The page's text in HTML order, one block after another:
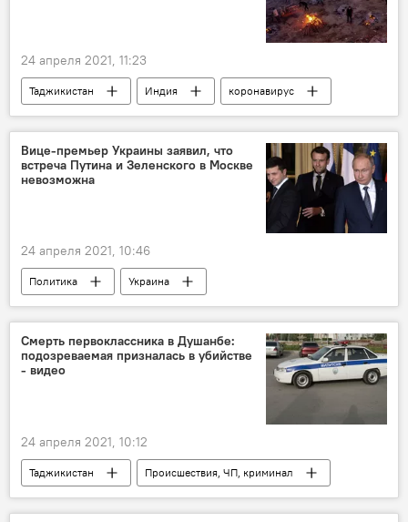
24 апреля 2021, 11:23
Таджикистан Индия
коронавирус
Коронавирус: опасное заболевание в России и мире
Вице-премьер Украины заявил, что
встреча Путина и Зеленского в Москве
невозможна
24 апреля 2021, 10:46
Политика
Украина
Владимир Путин
Донбасс
Россия
Владимир Зеленский
Мир
Смерть первоклассника в Душанбе:
подозреваемая призналась в убийстве
- видео
24 апреля 2021, 10:12
Таджикистан
Происшествия, ЧП, криминал
убийство